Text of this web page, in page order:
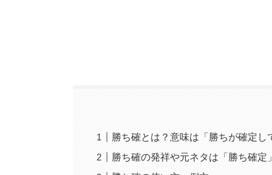
勝ち確とは？意味は「勝ちが確定し
勝ち確の発祥や元ネタは「勝ち確定」